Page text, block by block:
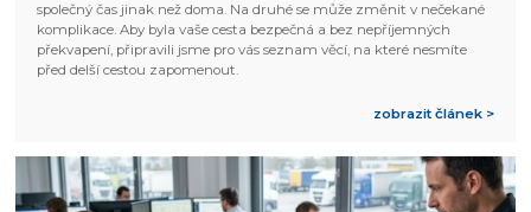
společný čas jinak než doma. Na druhé se může změnit v nečekané
komplikace. Aby byla vaše cesta bezpečná a bez nepříjemných
překvapení, připravili jsme pro vás seznam věcí, na které nesmíte
před delší cestou zapomenout.
zobrazit článek >